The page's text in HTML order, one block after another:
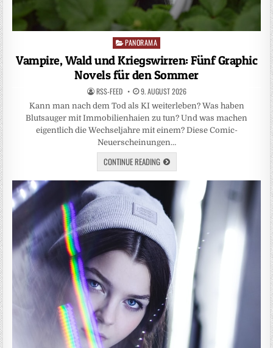
Posted
in
PANORAMA
Vampire, Wald und Kriegswirren: Fünf Graphic
Novels für den Sommer
RSS-FEED 9. AUGUST 2026
Kann man nach dem Tod als KI weiterleben? Was haben
Blutsauger mit Immobilienhaien zu tun? Und was machen
eigentlich die Wechseljahre mit einem? Diese Comic-
Neuerscheinungen…
CONTINUE READING